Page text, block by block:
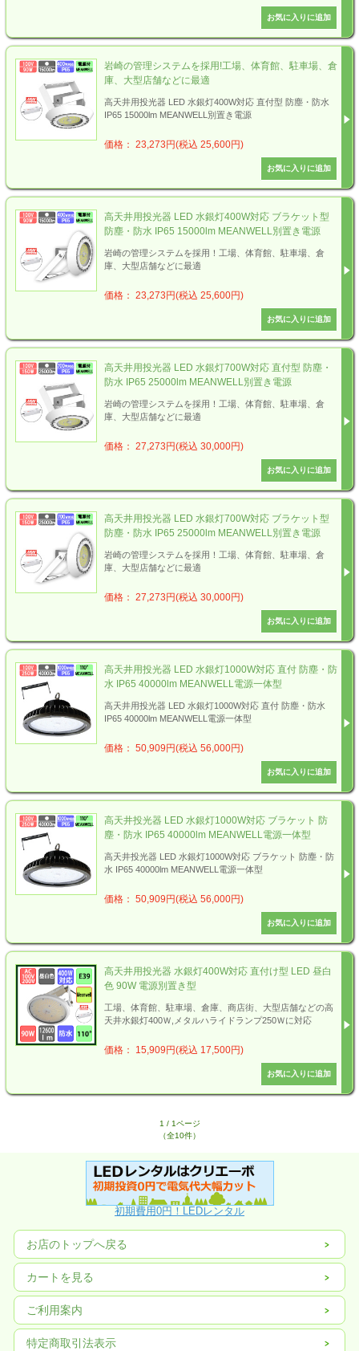
岩崎の管理システムを採用!工場、体育館、駐車場、倉
庫、大型店舗などに最適
高天井用投光器 LED 水銀灯400W対応 直付型 防塵・防水
IP65 15000lm MEANWELL別置き電源
価格： 23,273円(税込 25,600円)
高天井用投光器 LED 水銀灯400W対応 ブラケット型
防塵・防水 IP65 15000lm MEANWELL別置き電源
岩崎の管理システムを採用！工場、体育館、駐車場、倉
庫、大型店舗などに最適
価格： 23,273円(税込 25,600円)
高天井用投光器 LED 水銀灯700W対応 直付型 防塵・
防水 IP65 25000lm MEANWELL別置き電源
岩崎の管理システムを採用！工場、体育館、駐車場、倉
庫、大型店舗などに最適
価格： 27,273円(税込 30,000円)
高天井用投光器 LED 水銀灯700W対応 ブラケット型
防塵・防水 IP65 25000lm MEANWELL別置き電源
岩崎の管理システムを採用！工場、体育館、駐車場、倉
庫、大型店舗などに最適
価格： 27,273円(税込 30,000円)
高天井用投光器 LED 水銀灯1000W対応 直付 防塵・防
水 IP65 40000lm MEANWELL電源一体型
高天井用投光器 LED 水銀灯1000W対応 直付 防塵・防水
IP65 40000lm MEANWELL電源一体型
価格： 50,909円(税込 56,000円)
高天井投光器 LED 水銀灯1000W対応 ブラケット 防
塵・防水 IP65 40000lm MEANWELL電源一体型
高天井投光器 LED 水銀灯1000W対応 ブラケット 防塵・防
水 IP65 40000lm MEANWELL電源一体型
価格： 50,909円(税込 56,000円)
高天井用投光器 水銀灯400W対応 直付け型 LED 昼白
色 90W 電源別置き型
工場、体育館、駐車場、倉庫、商店街、大型店舗などの高
天井水銀灯400Ｗ,メタルハライドランプ250Ｗに対応
価格： 15,909円(税込 17,500円)
1 / 1ページ
（全10件）
初期費用0円！LEDレンタル
お店のトップへ戻る
カートを見る
ご利用案内
特定商取引法表示